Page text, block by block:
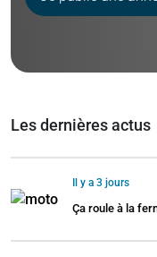
Les dernières actus
Il y a 3 jours
Ça roule à la